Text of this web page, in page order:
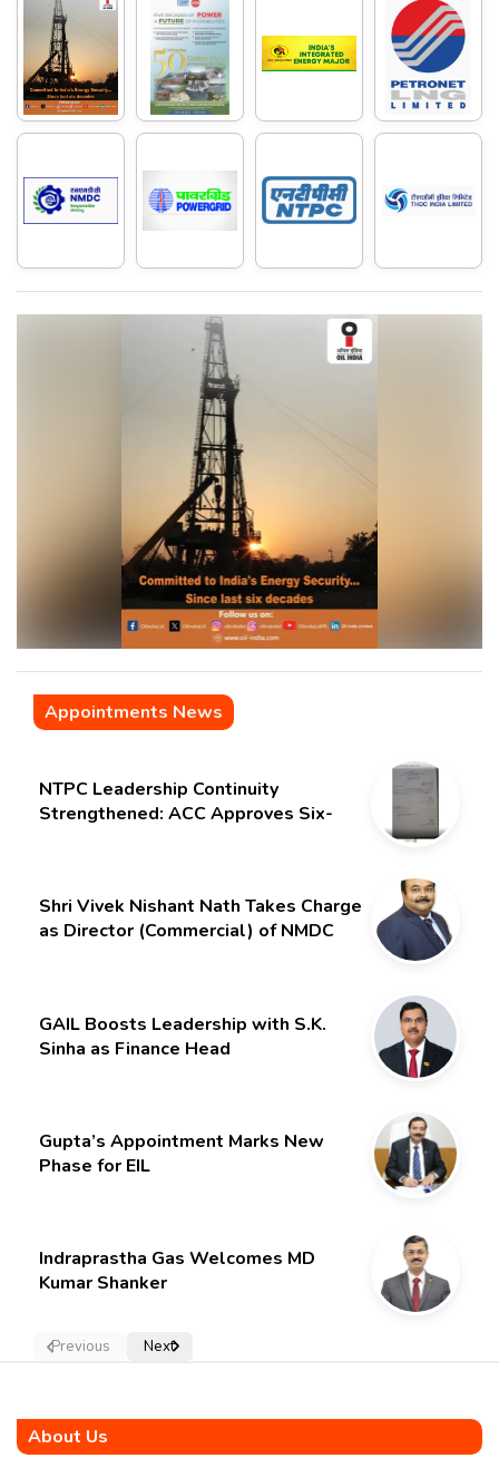
Appointments News
NTPC Leadership Continuity
Strengthened: ACC Approves Six-
Shri Vivek Nishant Nath Takes Charge
as Director (Commercial) of NMDC
GAIL Boosts Leadership with S.K.
Sinha as Finance Head
Gupta’s Appointment Marks New
Phase for EIL
Indraprastha Gas Welcomes MD
Kumar Shanker
Previous Next
About Us